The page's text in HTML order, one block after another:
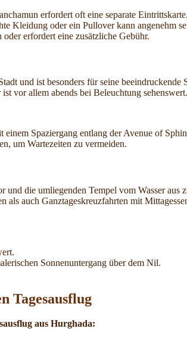
erfordert oft eine separate Eintrittskarte.
Kleidung oder ein Pullover kann angenehm
erfordert eine zusätzliche Gebühr.
und ist besonders für seine beeindruckende
vor allem abends bei Beleuchtung sehenswert.
Spaziergang entlang der Avenue of
um Wartezeiten zu vermeiden.
die umliegenden Tempel vom Wasser aus
als auch Ganztageskreuzfahrten mit
Sonnenuntergang über dem Nil.
Tagesausflug
aus Hurghada: